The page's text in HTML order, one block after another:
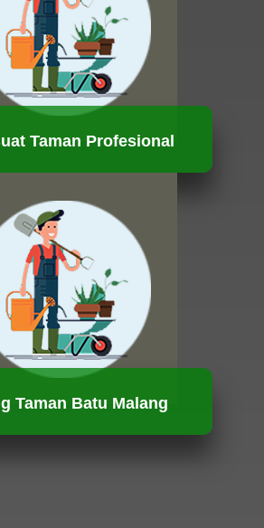
Taman Profesional
HUBUNGI KAMI
Taman Batu Malang